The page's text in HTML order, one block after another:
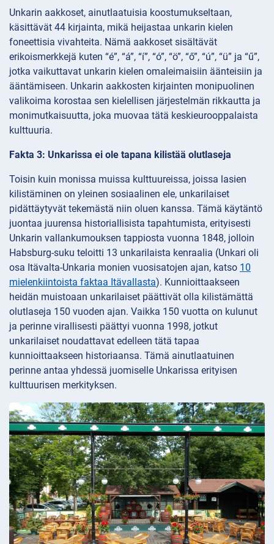
Unkarin aakkoset, ainutlaatuisia koostumukseltaan,
käsittävät 44 kirjainta, mikä heijastaa unkarin kielen
foneettisia vivahteita. Nämä aakkoset sisältävät
erikoismerkkejä kuten “é”, “á”, “í”, “ó”, “ö”, “ő”, “ú”, “ü” ja “ű”,
jotka vaikuttavat unkarin kielen omaleimaisiin äänteisiin ja
ääntämiseen. Unkarin aakkosten kirjainten monipuolinen
valikoima korostaa sen kielellisen järjestelmän rikkautta ja
monimutkaisuutta, joka muovaa tätä keskieurooppalaista
kulttuuria.
Fakta 3: Unkarissa ei ole tapana kilistää olutlaseja
Toisin kuin monissa muissa kulttuureissa, joissa lasien
kilistäminen on yleinen sosiaalinen ele, unkarilaiset
pidättäytyvät tekemästä niin oluen kanssa. Tämä käytäntö
juontaa juurensa historiallisista tapahtumista, erityisesti
Unkarin vallankumouksen tappiosta vuonna 1848, jolloin
Habsburg-suku teloitti 13 unkarilaista kenraalia (Unkari oli
osa Itävalta-Unkaria monien vuosisatojen ajan, katso 10
mielenkiintoista faktaa Itävallasta). Kunnioittaakseen
heidän muistoaan unkarilaiset päättivät olla kilistämättä
olutlaseja 150 vuoden ajan. Vaikka 150 vuotta on kulunut
ja perinne virallisesti päättyi vuonna 1998, jotkut
unkarilaiset noudattavat edelleen tätä tapaa
kunnioittaakseen historiaansa. Tämä ainutlaatuinen
perinne antaa yhdessä juomiselle Unkarissa erityisen
kulttuurisen merkityksen.